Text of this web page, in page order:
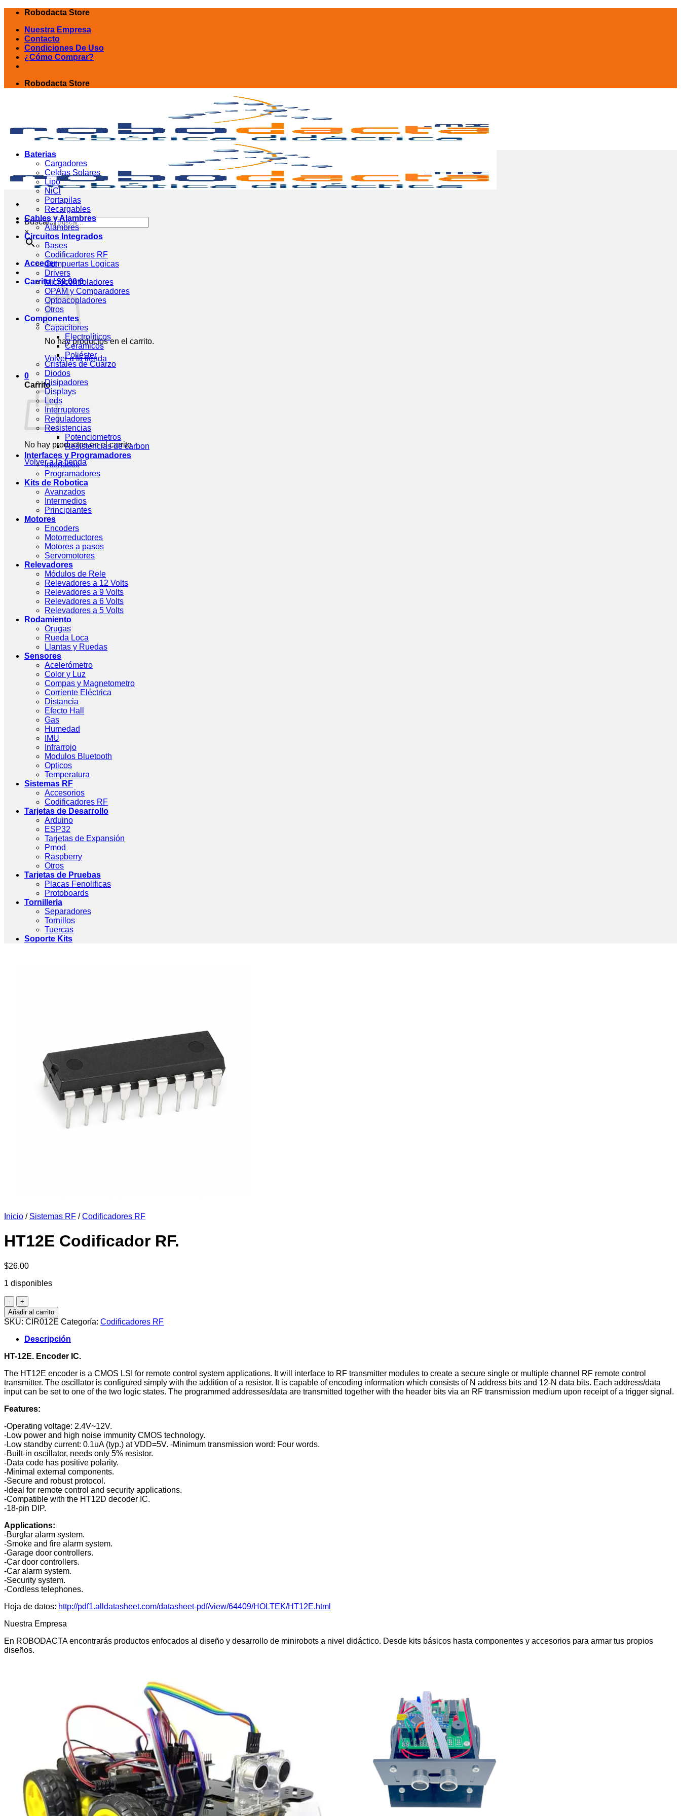
Skip
content
Robodacta Store
Nuestra Empresa
Contacto
Condiciones De Uso
¿Cómo Comprar?
Robodacta Store
Buscar...
×
Acceder
Carrito /$0.00 0
No hay productos en el carrito.
Volver a la tienda
0
Carrito
No hay productos en el carrito.
Volver a la tienda
Baterias
Cargadores
Celdas Solares
Lipo
NiCl
Portapilas
Recargables
Cables y Alambres
Alambres
Circuitos Integrados
Bases
Codificadores RF
Compuertas Logicas
Drivers
Microcontroladores
OPAM y Comparadores
Optoacopladores
Otros
Componentes
Capacitores
Electrolíticos
Cerámicos
Poliéster
Cristales de Cuarzo
Diodos
Disipadores
Displays
Leds
Interruptores
Reguladores
Resistencias
Potenciometros
Resistencias de carbon
Interfaces y Programadores
Interfaces
Programadores
Kits de Robotica
Avanzados
Intermedios
Principiantes
Motores
Encoders
Motorreductores
Motores a pasos
Servomotores
Relevadores
Módulos de Rele
Relevadores a 12 Volts
Relevadores a 9 Volts
Relevadores a 6 Volts
Relevadores a 5 Volts
Rodamiento
Orugas
Rueda Loca
Llantas y Ruedas
Sensores
Acelerómetro
Color y Luz
Compas y Magnetometro
Corriente Eléctrica
Distancia
Efecto Hall
Gas
Humedad
IMU
Infrarrojo
Modulos Bluetooth
Opticos
Temperatura
Sistemas RF
Accesorios
Codificadores RF
Tarjetas de Desarrollo
Arduino
ESP32
Tarjetas de Expansión
Pmod
Raspberry
Otros
Tarjetas de Pruebas
Placas Fenolificas
Protoboards
Tornilleria
Separadores
Tornillos
Tuercas
Soporte Kits
Inicio / Sistemas RF / Codificadores RF
HT12E Codificador RF.
$26.00
1 disponibles
HT12E
Codificador
RF.
cantidad
Añadir al carrito
SKU: CIR012E Categoría: Codificadores RF
Descripción
HT-12E. Encoder IC.
The HT12E encoder is a CMOS LSI for remote control system applications. It will interface to RF transmitter modules to create a secure single or multiple channel RF remote control
transmitter. The oscillator is configured simply with the addition of a resistor. It is capable of encoding information which consists of N address bits and 12-N data bits. Each address/data
input can be set to one of the two logic states. The programmed addresses/data are transmitted together with the header bits via an RF transmission medium upon receipt of a trigger signal.
Features:
-Operating voltage: 2.4V~12V.
-Low power and high noise immunity CMOS technology.
-Low standby current: 0.1uA (typ.) at VDD=5V. -Minimum transmission word: Four words.
-Built-in oscillator, needs only 5% resistor.
-Data code has positive polarity.
-Minimal external components.
-Secure and robust protocol.
-Ideal for remote control and security applications.
-Compatible with the HT12D decoder IC.
-18-pin DIP.
Applications:
-Burglar alarm system.
-Smoke and fire alarm system.
-Garage door controllers.
-Car door controllers.
-Car alarm system.
-Security system.
-Cordless telephones.
Hoja de datos: http://pdf1.alldatasheet.com/datasheet-pdf/view/64409/HOLTEK/HT12E.html
Nuestra Empresa
En ROBODACTA encontrarás productos enfocados al diseño y desarrollo de minirobots a nivel didáctico. Desde kits básicos hasta componentes y accesorios para armar tus propios
diseños.